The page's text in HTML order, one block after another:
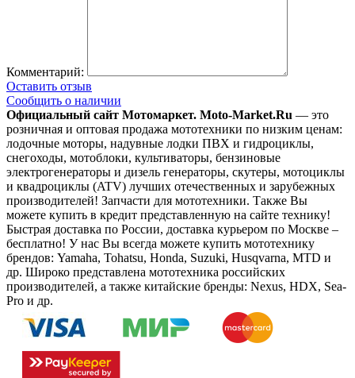
Комментарий:
Оставить отзыв
Сообщить о наличии
Официальный сайт Мотомаркет. Moto-Market.Ru — это
розничная и оптовая продажа мототехники по низким ценам:
лодочные моторы, надувные лодки ПВХ и гидроциклы,
снегоходы, мотоблоки, культиваторы, бензиновые
электрогенераторы и дизель генераторы, скутеры, мотоциклы
и квадроциклы (ATV) лучших отечественных и зарубежных
производителей! Запчасти для мототехники. Также Вы
можете купить в кредит представленную на сайте технику!
Быстрая доставка по России, доставка курьером по Москве –
бесплатно! У нас Вы всегда можете купить мототехнику
брендов: Yamaha, Tohatsu, Honda, Suzuki, Husqvarna, MTD и
др. Широко представлена мототехника российских
производителей, а также китайские бренды: Nexus, HDX, Sea-
Pro и др.